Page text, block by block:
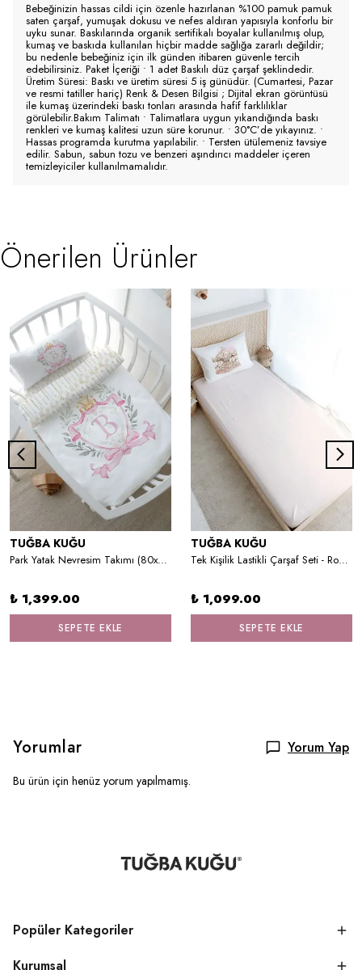
Bebeğinizin hassas cildi için özenle hazırlanan %100 pamuk pamuk
saten çarşaf, yumuşak dokusu ve nefes aldıran yapısıyla konforlu bir
uyku sunar. Baskılarında organik sertifikalı boyalar kullanılmış olup,
kumaş ve baskıda kullanılan hiçbir madde sağlığa zararlı değildir;
bu nedenle bebeğiniz için ilk günden itibaren güvenle tercih
edebilirsiniz. Paket İçeriği • 1 adet Baskılı düz çarşaf şeklindedir.
Üretim Süresi: Baskı ve üretim süresi 5 iş günüdür. (Cumartesi, Pazar
ve resmi tatiller hariç) Renk & Desen Bilgisi ; Dijital ekran görüntüsü
ile kumaş üzerindeki baskı tonları arasında hafif farklılıklar
görülebilir.Bakım Talimatı • Talimatlara uygun yıkandığında baskı
renkleri ve kumaş kalitesi uzun süre korunur. • 30°C’de yıkayınız. •
Hassas programda kurutma yapılabilir. • Tersten ütülemeniz tavsiye
edilir. Sabun, sabun tozu ve benzeri aşındırıcı maddeler içeren
temizleyiciler kullanılmamalıdır.
Önerilen Ürünler
TUĞBA KUĞU
Park Yatak Nevresim Takımı (80x120) - Pink Royal Series - B Harfi
₺ 1,399.00
SEPETE EKLE
TUĞBA KUĞU
Tek Kişilik Lastikli Çarşaf Seti - Royal Series - Pink Carousel
₺ 1,099.00
SEPETE EKLE
Yorumlar Yorum Yap
Bu ürün için henüz yorum yapılmamış.
Popüler Kategoriler
Kurumsal